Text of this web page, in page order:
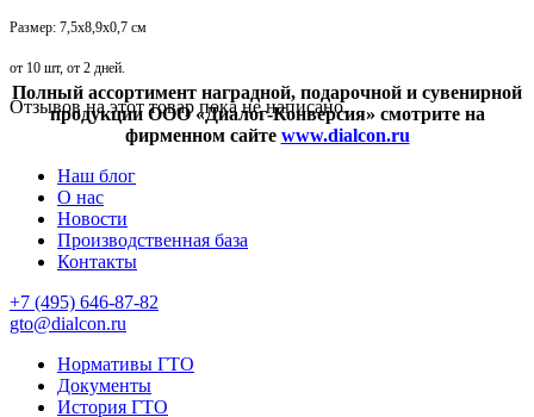
Размер: 7,5х8,9х0,7 см
от 10 шт, от 2 дней.
Отзывов на этот товар пока не написано.
Полный ассортимент наградной, подарочной и сувенирной
продукции ООО «Диалог-Конверсия» смотрите на
фирменном сайте www.dialcon.ru
Наш блог
О нас
Новости
Производственная база
Контакты
+7 (495) 646-87-82
gto@dialcon.ru
Нормативы ГТО
Документы
История ГТО